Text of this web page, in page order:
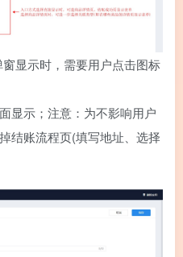
显示时，需要用户点击图标
显示；注意：为不影响用户
结账流程页(填写地址、选择